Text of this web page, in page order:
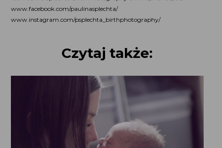
www.facebook.com/paulinasplechta/
www.instagram.com/psplechta_birthphotography/
Czytaj także: